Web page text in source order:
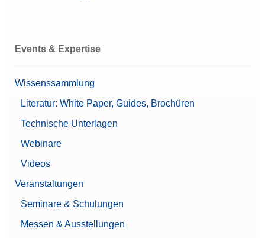
Events & Expertise
Wissenssammlung
Literatur: White Paper, Guides, Brochüren
Technische Unterlagen
Webinare
Videos
Veranstaltungen
Seminare & Schulungen
Messen & Ausstellungen